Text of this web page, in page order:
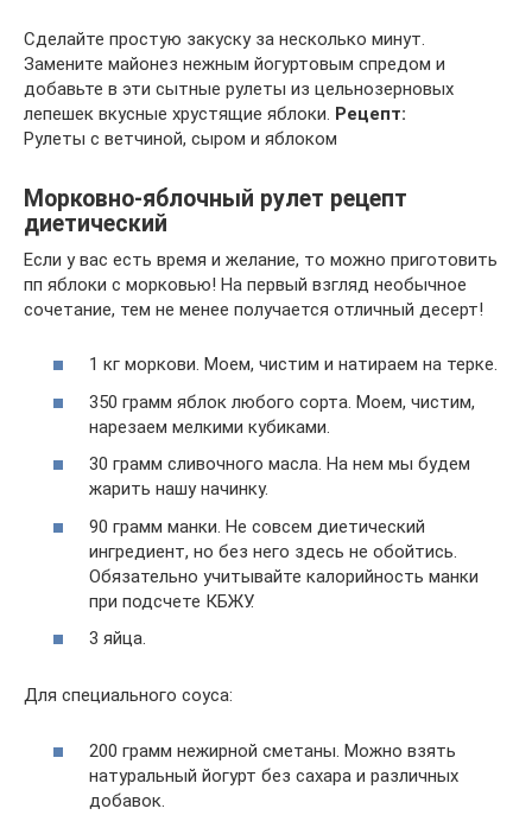
Сделайте простую закуску за несколько минут.
Замените майонез нежным йогуртовым спредом и
добавьте в эти сытные рулеты из цельнозерновых
лепешек вкусные хрустящие яблоки. Рецепт:
Рулеты с ветчиной, сыром и яблоком
Морковно-яблочный рулет рецепт
диетический
Если у вас есть время и желание, то можно приготовить
пп яблоки с морковью! На первый взгляд необычное
сочетание, тем не менее получается отличный десерт!
1 кг моркови. Моем, чистим и натираем на терке.
350 грамм яблок любого сорта. Моем, чистим,
нарезаем мелкими кубиками.
30 грамм сливочного масла. На нем мы будем
жарить нашу начинку.
90 грамм манки. Не совсем диетический
ингредиент, но без него здесь не обойтись.
Обязательно учитывайте калорийность манки
при подсчете КБЖУ.
3 яйца.
Для специального соуса:
200 грамм нежирной сметаны. Можно взять
натуральный йогурт без сахара и различных
добавок.